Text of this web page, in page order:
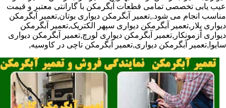
عیب یابی تخصصی تمامی قطعات آبگرمکن با گارانتی معتبر و قیمت
مناسب انجام می شود.,تعمیر آبگرمکن دیواری بوتان,تعمیر آبگرمکن
دیواری پلار,تعمیر آبگرمکن دیواری سپهر الکتریک,تعمیر آبگرمکن
دیواری آزمونکار,تعمیر آبگرمکن دیواری لورچ,تعمیر آبگرمکن دیواری
سایوا,تعمیر آبگرمکن دیواری,تعمیر آبگرمکن تاچی در کاوسیه,